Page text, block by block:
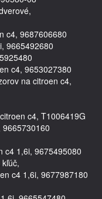
c4, 9687606680
9665492680
c4, 9653027380
na citroen c4,
c4, T1006419G
c4 1,6i, 9675495080
c4 1,6i, 9677987180